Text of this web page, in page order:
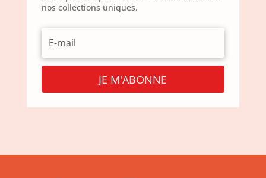
nos collections uniques.
JE M'ABONNE